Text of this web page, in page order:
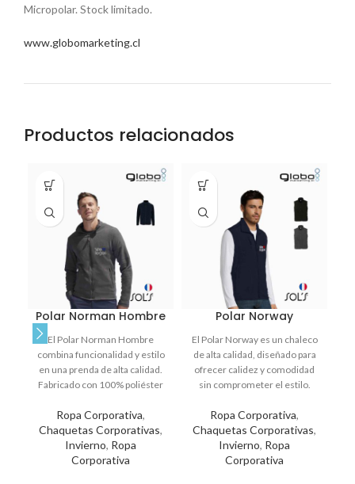
Micropolar. Stock limitado.
www.globomarketing.cl
Productos relacionados
Polar Norman Hombre
Ropa Corporativa,
Chaquetas Corporativas,
Invierno, Ropa
Corporativa
El Polar Norman Hombre
combina funcionalidad y estilo
en una prenda de alta calidad.
Fabricado con 100% poliéster
asegura mantener su aspecto
original por más tiempo,
convirtiéndose en el regalo
corporativo perfecto para
Polar Norway
Ropa Corporativa,
Chaquetas Corporativas,
Invierno, Ropa
Corporativa
El Polar Norway es un chaleco
de alta calidad, diseñado para
ofrecer calidez y comodidad
sin comprometer el estilo.
antipilling, este chaleco es
perfecto para mantener un
aspecto elegante y profesional
en cualquier entorno